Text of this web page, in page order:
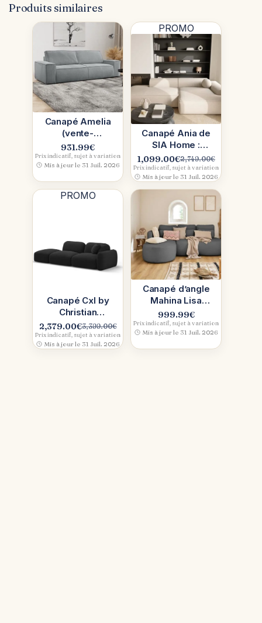
Produits similaires
Canapé Amelia
(vente-
unique.com) :
élégance,
velours,
convertible
931.99€
Prix indicatif, sujet à variation
Mis à jour le 31 Juil. 2026
PROMO
Canapé Ania de
SIA Home :
design
tendance et
assise XXL pour
un salon
2,749.00€
Le
prix
initial
était :
2,749.00€.
1,099.00€
Le
prix
actuel
1,099.00€.
Prix indicatif, sujet à variation
Mis à jour le 31 Juil. 2026
PROMO
Canapé Cxl by
Christian
Lacroix en tissu
Bubble (gris)
3,399.00€
Le
prix
initial
2,379.00€
Le
prix
actuel
Prix indicatif, sujet à variation
Mis à jour le 31 Juil. 2026
Canapé d’angle
Mahina Lisa
Design (4
places, angle
gauche,
convertible)
999.99€
Prix indicatif, sujet à variation
Mis à jour le 31 Juil. 2026